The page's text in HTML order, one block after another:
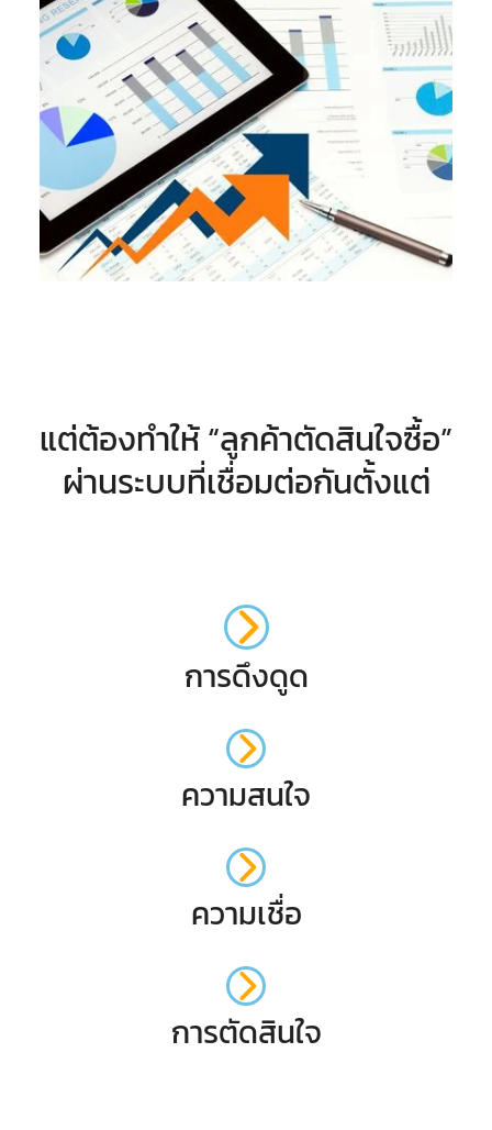
แต่ต้องทำให้ “ลูกค้าตัดสินใจซื้อ”
ผ่านระบบที่เชื่อมต่อกันตั้งแต่
การดึงดูด
ความสนใจ
ความเชื่อ
การตัดสินใจ